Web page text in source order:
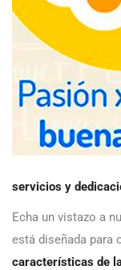
servicios y
Echa un vistazo a
está diseñada para
características de